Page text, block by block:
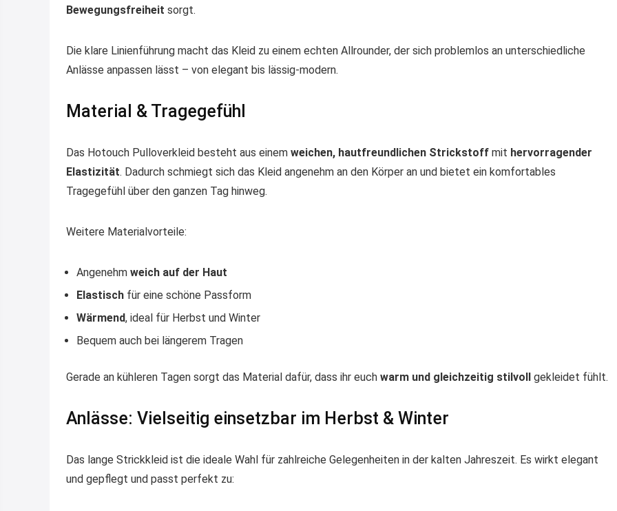
Bewegungsfreiheit sorgt.
Die klare Linienführung macht das Kleid zu einem echten Allrounder, der sich problemlos an unterschiedliche
Anlässe anpassen lässt – von elegant bis lässig-modern.
Material & Tragegefühl
Das Hotouch Pulloverkleid besteht aus einem weichen, hautfreundlichen Strickstoff mit hervorragender
Elastizität. Dadurch schmiegt sich das Kleid angenehm an den Körper an und bietet ein komfortables
Tragegefühl über den ganzen Tag hinweg.
Weitere Materialvorteile:
Angenehm weich auf der Haut
Elastisch für eine schöne Passform
Wärmend, ideal für Herbst und Winter
Bequem auch bei längerem Tragen
Gerade an kühleren Tagen sorgt das Material dafür, dass ihr euch warm und gleichzeitig stilvoll gekleidet fühlt.
Anlässe: Vielseitig einsetzbar im Herbst & Winter
Das lange Strickkleid ist die ideale Wahl für zahlreiche Gelegenheiten in der kalten Jahreszeit. Es wirkt elegant
und gepflegt und passt perfekt zu: